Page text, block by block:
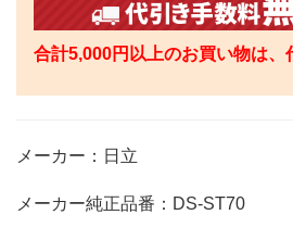
合計5,000円以上のお買い物は、
メーカー：日立
メーカー純正品番：DS-ST70